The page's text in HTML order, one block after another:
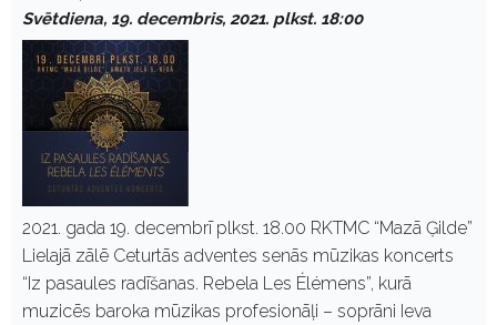
Svētdiena, 19. decembris, 2021. plkst. 18:00
2021. gada 19. decembrī plkst. 18.00 RKTMC “Mazā Ģilde”
Lielajā zālē Ceturtās adventes senās mūzikas koncerts
“Iz pasaules radīšanas. Rebela Les Élémens”, kurā
muzicēs baroka mūzikas profesionāļi – soprāni Ieva